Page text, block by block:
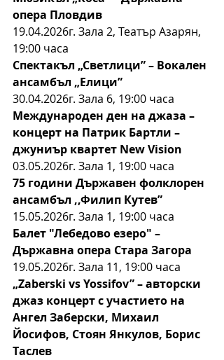
опера Пловдив
19.04.2026г. Зала 2, Театър Азарян,
19:00 часа
Спектакъл „Светлици” – Вокален
ансамбъл „Елици”
30.04.2026г. Зала 6, 19:00 часа
Международен ден на джаза –
концерт на Патрик Бартли –
джуниър квартет New Vision
03.05.2026г. Зала 1, 19:00 часа
75 години Държавен фолклорен
ансамбъл ,,Филип Кутев”
15.05.2026г. Зала 1, 19:00 часа
Балет "Лебедово езеро" –
Държавна опера Стара Загора
19.05.2026г. Зала 11, 19:00 часа
„Zaberski vs Yossifov” – авторски
джаз концерт с участието на
Ангел Заберски, Михаил
Йосифов, Стоян Янкулов, Борис
Таслев